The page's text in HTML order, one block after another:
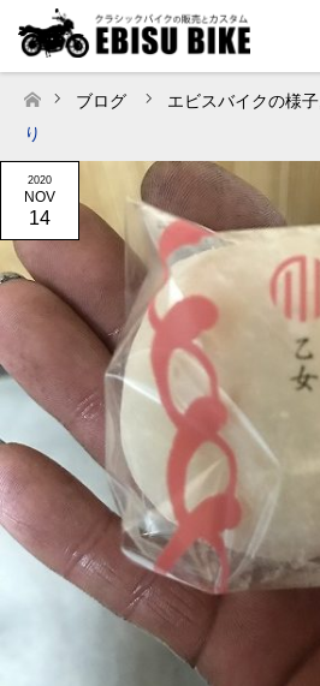
ホーム
ブログ エビスバイクの様子
り
2020
NOV
14